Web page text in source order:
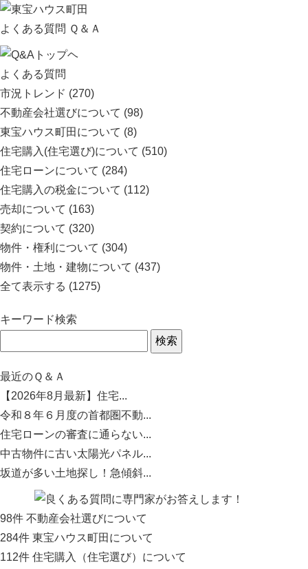
よくある質問 Ｑ＆Ａ
よくある質問
市況トレンド (270)
不動産会社選びについて (98)
東宝ハウス町田について (8)
住宅購入(住宅選び)について (510)
住宅ローンについて (284)
住宅購入の税金について (112)
売却について (163)
契約について (320)
物件・権利について (304)
物件・土地・建物について (437)
全て表示する (1275)
キーワード検索
最近のＱ＆Ａ
【2026年8月最新】住宅...
令和８年６月度の首都圏不動...
住宅ローンの審査に通らない...
中古物件に古い太陽光パネル...
坂道が多い土地探し！急傾斜...
98件 不動産会社選びについて
284件 東宝ハウス町田について
112件 住宅購入（住宅選び）について